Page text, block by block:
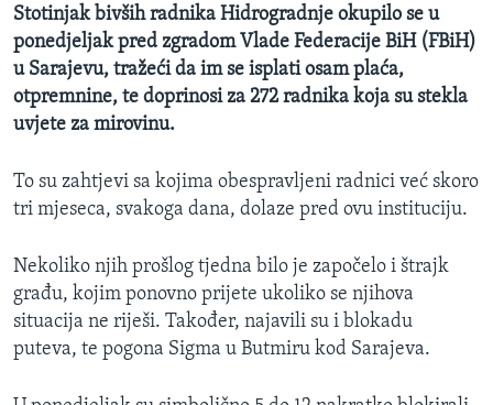
Jezici
Stotinjak bivših radnika Hidrogradnje okupilo se u
ponedjeljak pred zgradom Vlade Federacije BiH (FBiH)
u Sarajevu, tražeći da im se isplati osam plaća,
otpremnine, te doprinosi za 272 radnika koja su stekla
uvjete za mirovinu.
To su zahtjevi sa kojima obespravljeni radnici već skoro
tri mjeseca, svakoga dana, dolaze pred ovu instituciju.
Nekoliko njih prošlog tjedna bilo je započelo i štrajk
građu, kojim ponovno prijete ukoliko se njihova
situacija ne riješi. Također, najavili su i blokadu
puteva, te pogona Sigma u Butmiru kod Sarajeva.